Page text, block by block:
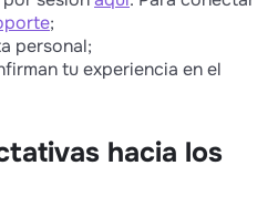
;
personal;
tu experiencia en el
hacia los